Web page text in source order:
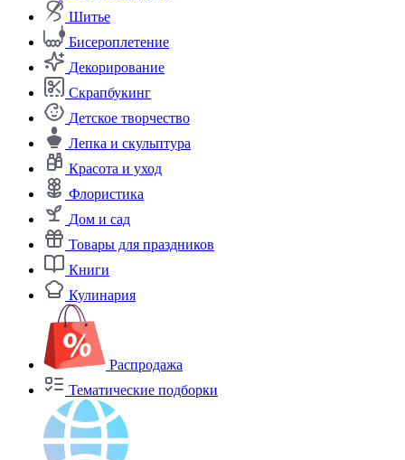
Шитье
Бисероплетение
Декорирование
Скрапбукинг
Детское творчество
Лепка и скульптура
Красота и уход
Флористика
Дом и сад
Товары для праздников
Книги
Кулинария
Распродажа
Тематические подборки